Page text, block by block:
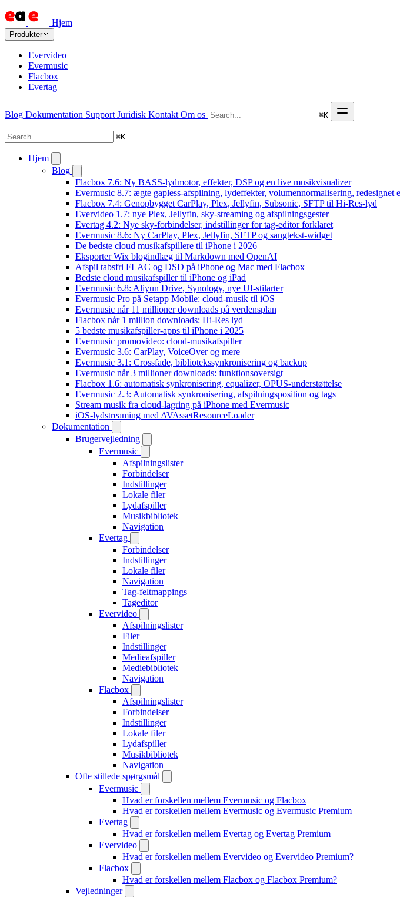
Hjem
Produkter
Evervideo
Evermusic
Flacbox
Evertag
Blog Dokumentation Support Juridisk Kontakt Om os ⌘K
⌘K
Hjem
Blog
Flacbox 7.6: Ny BASS-lydmotor, effekter, DSP og en live musikvisualizer
Evermusic 8.7: ægte gapless-afspilning, lydeffekter, volumennormalisering, redesignet
Flacbox 7.4: Genopbygget CarPlay, Plex, Jellyfin, Subsonic, SFTP til Hi-Res-lyd
Evervideo 1.7: nye Plex, Jellyfin, sky-streaming og afspilningsgester
Evertag 4.2: Nye sky-forbindelser, indstillinger for tag-editor forklaret
Evermusic 8.6: Ny CarPlay, Plex, Jellyfin, SFTP og sangtekst-widget
De bedste cloud musikafspillere til iPhone i 2026
Eksporter Wix blogindlæg til Markdown med OpenAI
Afspil tabsfri FLAC og DSD på iPhone og Mac med Flacbox
Bedste cloud musikafspiller til iPhone og iPad
Evermusic 6.8: Aliyun Drive, Synology, nye UI-stilarter
Evermusic Pro på Setapp Mobile: cloud-musik til iOS
Evermusic når 11 millioner downloads på verdensplan
Flacbox når 1 million downloads: Hi-Res lyd
5 bedste musikafspiller-apps til iPhone i 2025
Evermusic promovideo: cloud-musikafspiller
Evermusic 3.6: CarPlay, VoiceOver og mere
Evermusic 3.1: Crossfade, bibliotekssynkronisering og backup
Evermusic når 3 millioner downloads: funktionsoversigt
Flacbox 1.6: automatisk synkronisering, equalizer, OPUS-understøttelse
Evermusic 2.3: Automatisk synkronisering, afspilningsposition og tags
Stream musik fra cloud-lagring på iPhone med Evermusic
iOS-lydstreaming med AVAssetResourceLoader
Dokumentation
Brugervejledning
Evermusic
Afspilningslister
Forbindelser
Indstillinger
Lokale filer
Lydafspiller
Musikbibliotek
Navigation
Evertag
Forbindelser
Indstillinger
Lokale filer
Navigation
Tag-feltmappings
Tageditor
Evervideo
Afspilningslister
Filer
Indstillinger
Medieafspiller
Mediebibliotek
Navigation
Flacbox
Afspilningslister
Forbindelser
Indstillinger
Lokale filer
Lydafspiller
Musikbibliotek
Navigation
Ofte stillede spørgsmål
Evermusic
Hvad er forskellen mellem Evermusic og Flacbox
Hvad er forskellen mellem Evermusic og Evermusic Premium
Evertag
Hvad er forskellen mellem Evertag og Evertag Premium
Evervideo
Hvad er forskellen mellem Evervideo og Evervideo Premium?
Flacbox
Hvad er forskellen mellem Flacbox og Flacbox Premium?
Vejledninger